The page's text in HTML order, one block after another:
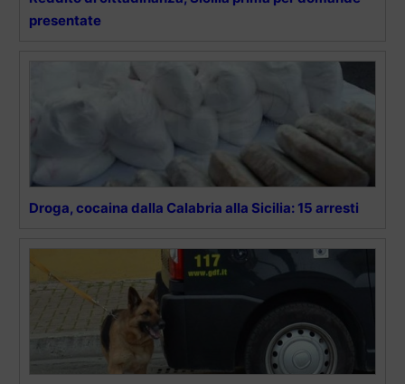
presentate
Droga, cocaina dalla Calabria alla Sicilia: 15 arresti